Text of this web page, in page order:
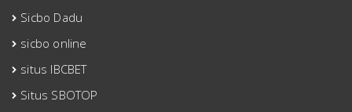
Sicbo Dadu
sicbo online
situs IBCBET
Situs SBOTOP